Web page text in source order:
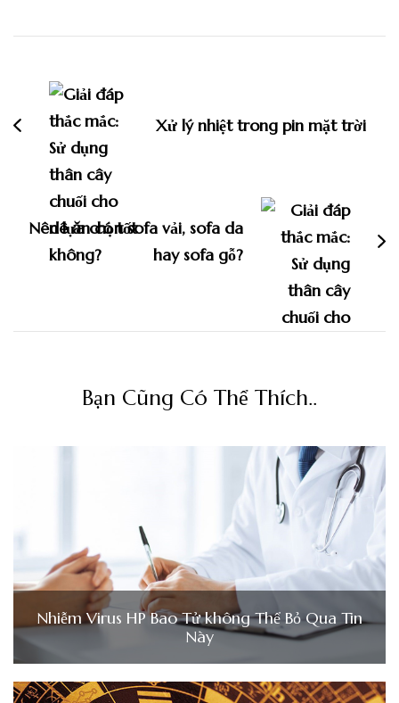
hướng
viết
Xử lý nhiệt trong pin mặt trời
Nên lựa chọn sofa vải, sofa da
hay sofa gỗ?
Bạn Cũng Có Thể Thích..
Nhiễm Virus HP Bao Tử không Thể Bỏ Qua Tin
Này